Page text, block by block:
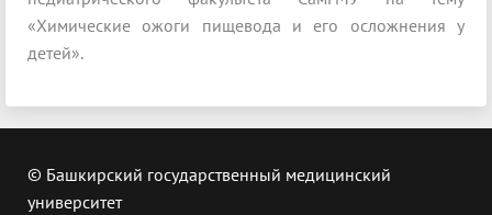
«Химические ожоги пищевода и его осложнения у
детей».
© Башкирский государственный медицинский
университет